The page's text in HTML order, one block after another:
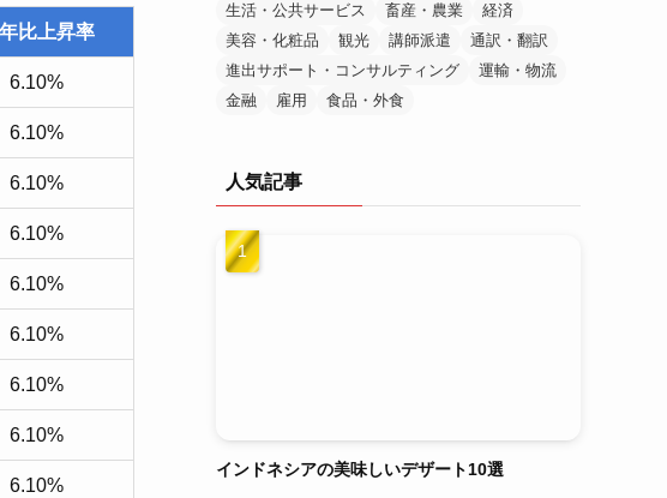
比上昇率
6.10%
6.10%
6.10%
6.10%
6.10%
6.10%
6.10%
6.10%
6.10%
生活・公共サービス
畜産・農業
経済
美容・化粧品
観光 講師派遣
通訳・翻訳
進出サポート・コンサルティング
運輸・物流
金融
雇用 食品・外食
人気記事
インドネシアの美味しいデザート10選